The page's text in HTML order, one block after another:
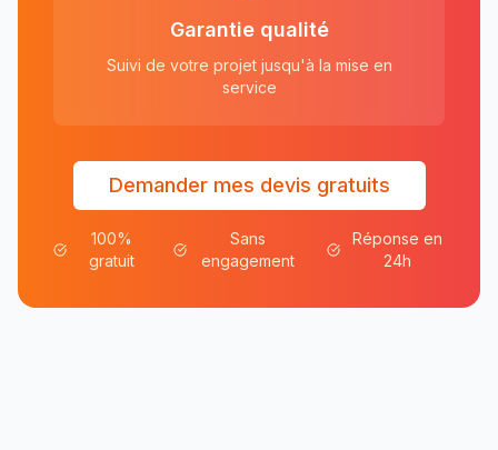
Garantie qualité
Suivi de votre projet jusqu'à la mise en
service
Demander mes devis gratuits
100%
gratuit
Sans
engagement
Réponse en
24h